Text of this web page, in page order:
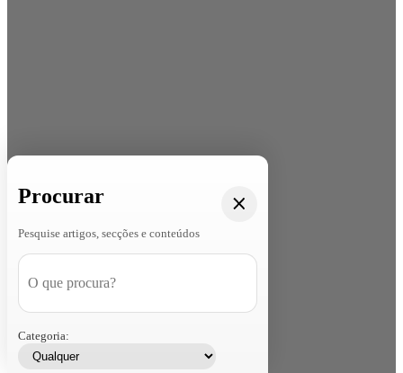
Procurar
Pesquise artigos, secções e conteúdos
Categoria: